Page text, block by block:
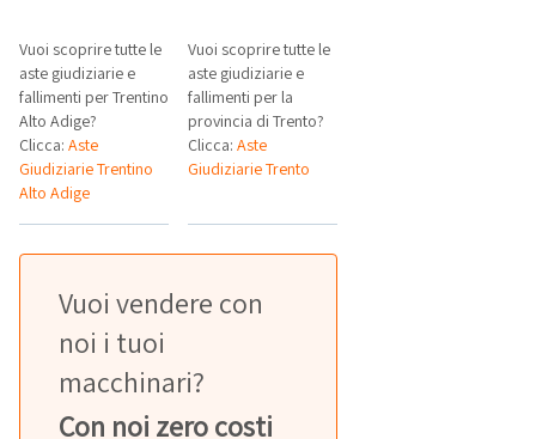
Vuoi scoprire tutte le
aste giudiziarie e
fallimenti per Trentino
Alto Adige?
Clicca: Aste
Giudiziarie Trentino
Alto Adige
Vuoi scoprire tutte le
aste giudiziarie e
fallimenti per la
provincia di Trento?
Clicca:Aste
Giudiziarie Trento
Vuoi vendere con
noi i tuoi
macchinari?
Con noi zero costi